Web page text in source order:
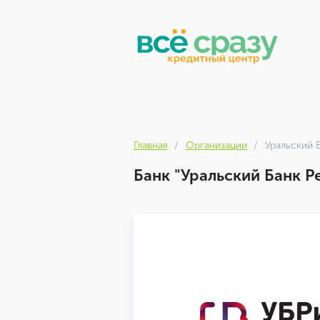
Главная Организации Уральский
Банк "Уральский Банк